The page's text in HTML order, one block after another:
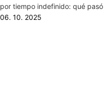
por tiempo indefinido: qué pasó
06. 10. 2025